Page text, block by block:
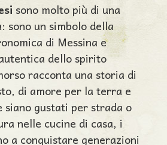
sono molto più di una
sono un simbolo della
di Messina e
dello spirito
racconta una storia di
di amore per la terra e
siano gustati per strada o
nelle cucine di casa, i
a conquistare generazioni